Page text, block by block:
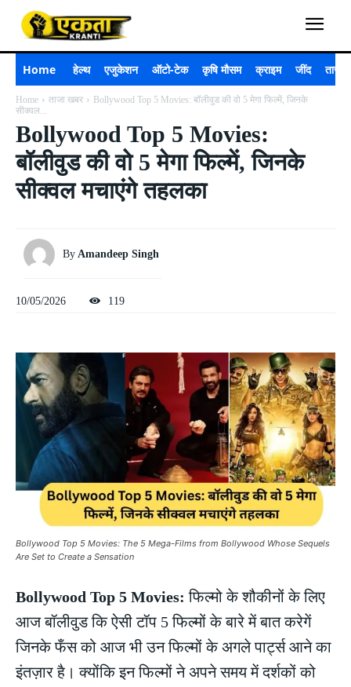
Home हेल्थ एजुकेशन ऑटो-टेक कृषि मौसम क्राइम जींद ताजा
Home ताजा खबर
Bollywood Top 5 Movies: बॉलीवुड की वो 5 मेगा फिल्में, जिनके
सीक्वल...
Bollywood Top 5 Movies:
बॉलीवुड की वो 5 मेगा फिल्में, जिनके
सीक्वल मचाएंगे तहलका
By Amandeep Singh
10/05/2026 119
Bollywood Top 5 Movies: The 5 Mega-Films from Bollywood Whose Sequels
Are Set to Create a Sensation
Bollywood Top 5 Movies:फिल्मो के शौकीनों के लिए
आज बॉलीवुड कि ऐसी टॉप 5 फिल्मों के बारे में बात करेगें
जिनके फँस को आज भी उन फिल्मों के अगले पार्ट्स आने का
इंतज़ार है। क्योंकि इन फिल्मों ने अपने समय में दर्शकों को